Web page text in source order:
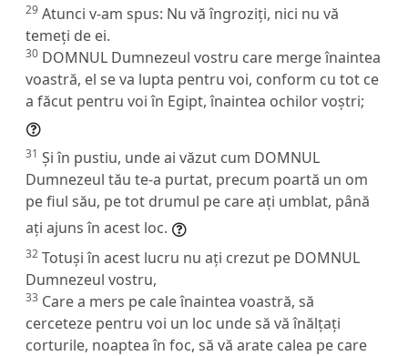
29 Atunci v-am spus: Nu vă îngroziți, nici nu vă
temeți de ei.
30 DOMNUL Dumnezeul vostru care merge înaintea
voastră, el se va lupta pentru voi, conform cu tot ce
a făcut pentru voi în Egipt, înaintea ochilor voștri;
31 Și în pustiu, unde ai văzut cum DOMNUL
Dumnezeul tău te-a purtat, precum poartă un om
pe fiul său, pe tot drumul pe care ați umblat, până
ați ajuns în acest loc.
32 Totuși în acest lucru nu ați crezut pe DOMNUL
Dumnezeul vostru,
33 Care a mers pe cale înaintea voastră, să
cerceteze pentru voi un loc unde să vă înălțați
corturile, noaptea în foc, să vă arate calea pe care